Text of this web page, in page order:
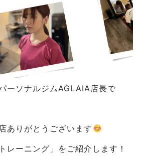
ーソナルジムAGLAIA店長で
ありがとうございます
レーニング」をご紹介します！